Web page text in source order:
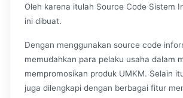
Oleh karena itulah Source Code Sistem
ini dibuat.
Dengan menggunakan source code
memudahkan para pelaku usaha dalam
mempromosikan produk UMKM. Selain
juga dilengkapi dengan berbagai fitur